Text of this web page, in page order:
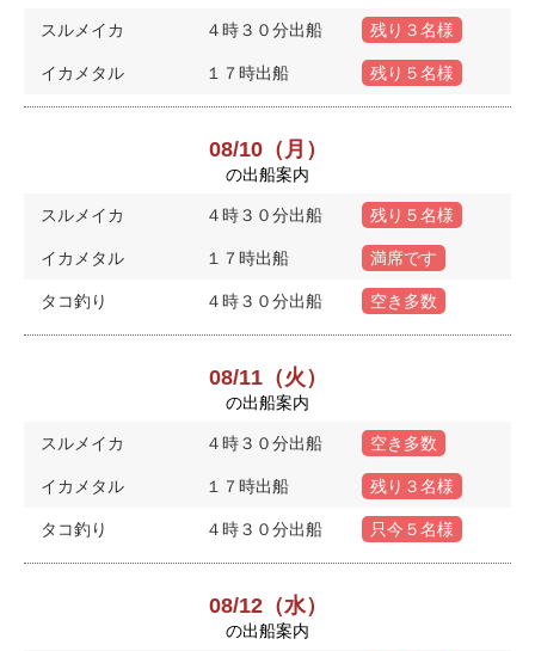
スルメイカ ４時３０分出船 残り３名様
イカメタル １７時出船 残り５名様
08/10（月）
の出船案内
スルメイカ ４時３０分出船 残り５名様
イカメタル １７時出船 満席です
タコ釣り ４時３０分出船 空き多数
08/11（火）
の出船案内
スルメイカ ４時３０分出船 空き多数
イカメタル １７時出船 残り３名様
タコ釣り ４時３０分出船 只今５名様
08/12（水）
の出船案内